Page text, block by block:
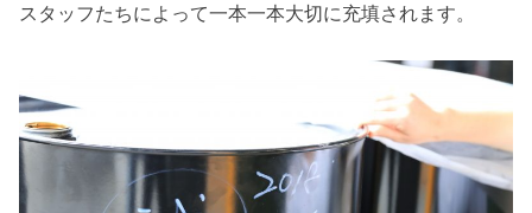
スタッフたちによって一本一本大切に充填されます。